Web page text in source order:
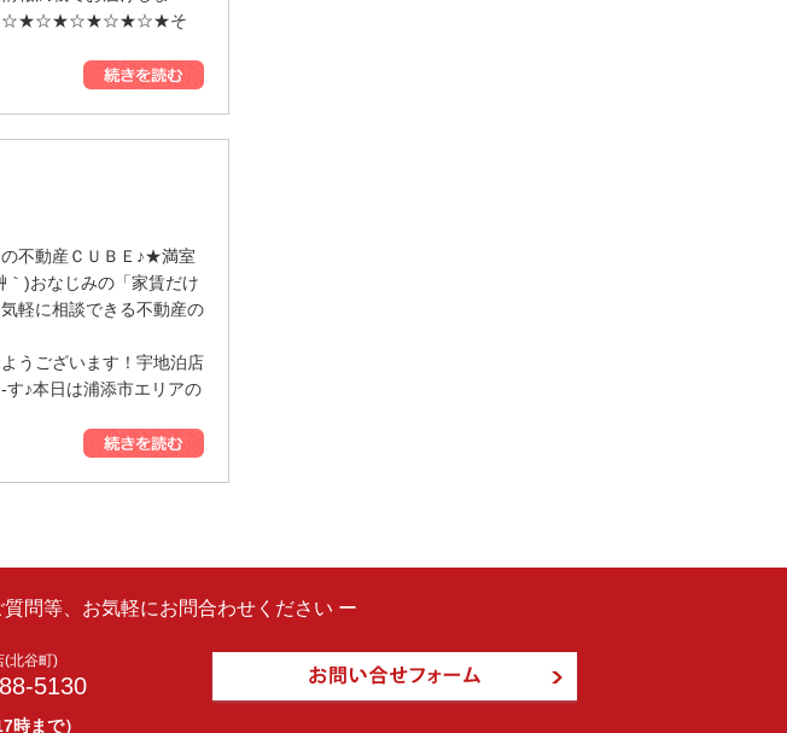
そ
不動産ＣＵＢＥ♪★満室
｀)おなじみの「家賃だけ
軽に相談できる不動産の
います！宇地泊店
♪本日は浦添市エリアの
問等、お気軽にお問合わせください ー
(北谷町)
5130
まで）